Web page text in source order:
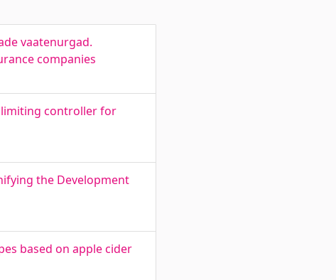
vaatenurgad.
companies
controller for
the Development
based on apple cider